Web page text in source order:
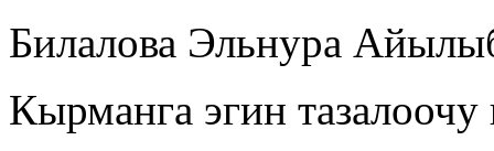
Билалова Эльнура
Кырманга эгин